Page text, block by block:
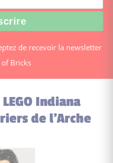
de recevoir la newsletter
Bricks
Indiana
de l'Arche